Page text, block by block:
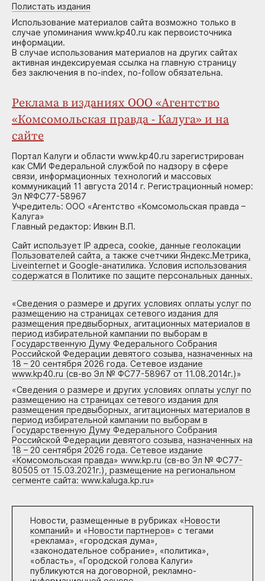
Полистать издания
Использование материалов сайта возможно только в
случае упоминания www.kp40.ru как первоисточника
информации.
В случае использования материалов на других сайтах
активная индексируемая ссылка на главную страницу
без заключения в no-index, no-follow обязательна.
Реклама в изданиях ООО «Агентство
«Комсомольская правда - Калуга» и на
сайте
Портал Калуги и области www.kp40.ru зарегистрирован
как СМИ Федеральной службой по надзору в сфере
связи, информационных технологий и массовых
коммуникаций 11 августа 2014 г. Регистрационный номер:
Эл №ФС77-58967
Учредитель: ООО «Агентство «Комсомольская правда –
Калуга»
Главный редактор: Ивкин В.П.
Сайт использует IP адреса, cookie, данные геолокации
Пользователей сайта, а также счетчики Яндекс.Метрика,
Liveinternet и Google-анатилика. Условия использования
содержатся в Политике по защите персональных данных.
«Сведения о размере и других условиях оплаты услуг по
размещению на страницах сетевого издания для
размещения предвыборных, агитационных материалов в
период избирательной кампании по выборам в
Государственную Думу Федерального Собрания
Российской Федерации девятого созыва, назначенных на
18 – 20 сентября 2026 года. Сетевое издание
www.kp40.ru (св-во Эл № ФС77-58967 от 11.08.2014г.)»
«Сведения о размере и других условиях оплаты услуг по
размещению на страницах сетевого издания для
размещения предвыборных, агитационных материалов в
период избирательной кампании по выборам в
Государственную Думу Федерального Собрания
Российской Федерации девятого созыва, назначенных на
18 – 20 сентября 2026 года. Сетевое издание
«Комсомольская правда» www.kp.ru (св-во Эл № ФС77-
80505 от 15.03.2021г.), размещение на региональном
сегменте сайта: www.kaluga.kp.ru»
Новости, размещенные в рубриках «Новости
компаний» и «Новости партнеров» с тегами
«реклама», «городская дума»,
«законодательное собрание», «политика»,
«область», «Городской голова Калуги»
публикуются на договорной, рекламно-